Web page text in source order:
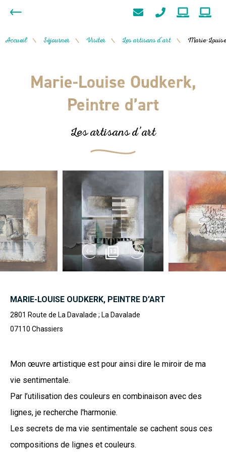
Accueil / Séjourner / Visiter / Les artisans d’art / Marie-
Marie-Louise Oudkerk,
Peintre d’art
Les artisans d’art
13
MARIE-LOUISE OUDKERK, PEINTRE D’ART
2801 Route de La Davalade ; La Davalade
07110 Chassiers
Mon œuvre artistique est pour ainsi dire le miroir de ma
vie sentimentale.
Par l’utilisation des couleurs en combinaison avec des
lignes, je recherche l'harmonie.
Les secrets de ma vie sentimentale se cachent sous ces
compositions de lignes et couleurs.